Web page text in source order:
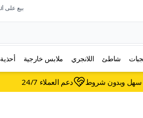
بيع على ElbiseBul
شاطئ اللانجري ملابس خارجية أحذية
سهل وبدون شروط دعم العملاء 24/7